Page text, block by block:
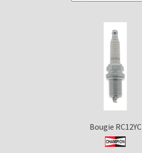
Bougie RC12YC